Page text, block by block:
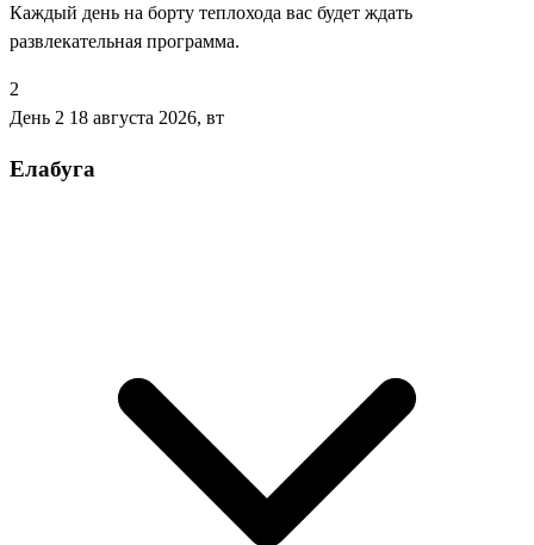
Каждый день на борту теплохода вас будет ждать
развлекательная программа.
2
День 2 18 августа 2026, вт
Елабуга